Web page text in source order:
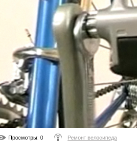
Просмотры: 0 Ремонт велосипеда